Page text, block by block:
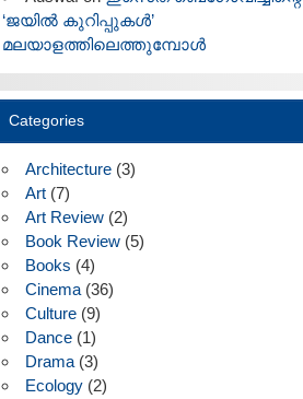
‘ജയിൽ കുറിപ്പുകൾ’
മലയാളത്തിലെത്തുമ്പോൾ
Categories
Architecture(3)
Art(7)
Art Review(2)
Book Review(5)
Books (4)
Cinema(36)
Culture(9)
Dance(1)
Drama(3)
Ecology(2)